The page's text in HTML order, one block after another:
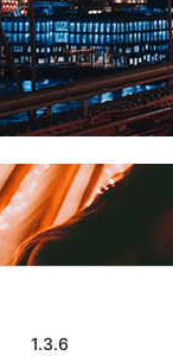
1.3.6